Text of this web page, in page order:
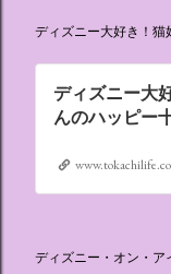
ディズニー大好き！猫
ディズニー大
んのハッピー
ディズニー・オン・ア